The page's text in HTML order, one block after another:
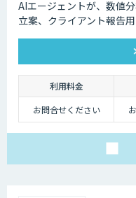
AIエージェントが、数値
立案、クライアント報告
利用料金
お問合せください